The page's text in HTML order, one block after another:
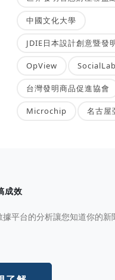
中國文化大學
JDIE日本設計創意暨發
OpView SocialLab
台灣發明商品促進協會
Microchip 名古屋
成效
平台的分析讓您知道你的新